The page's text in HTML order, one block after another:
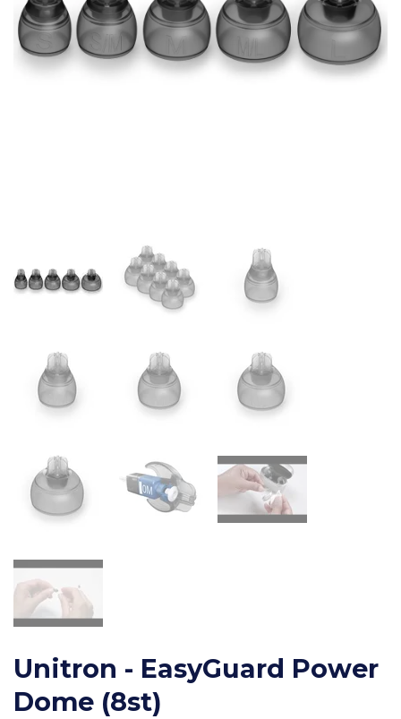
Unitron - EasyGuard Power
Dome (8st)